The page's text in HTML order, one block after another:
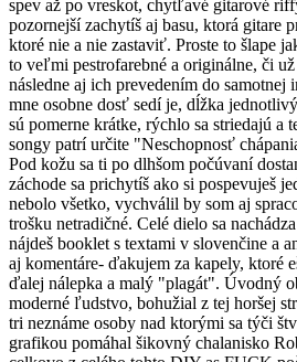
spev až po vreskot, chytľavé gitarové
pozornejší zachytíš aj basu, ktorá gitare
ktoré nie a nie zastaviť. Proste to šlape
to veľmi pestrofarebné a originálne, či
následne aj ich prevedením do samotnej
mne osobne dosť sedí je, dĺžka
sú pomerne krátke, rýchlo sa striedajú a
songy patrí určite "Neschopnosť
Pod kožu sa ti po dlhšom počúvaní
záchode sa prichytíš ako si pospevuješ
nebolo všetko, vychválil by som aj
trošku netradičné. Celé dielo sa
nájdeš booklet s textami v slovenčine a
aj komentáre- ďakujem za kapely, ktoré
ďalej nálepka a malý "plagát". Úvodný
moderné ľudstvo, bohužial z tej horšej
tri neznáme osoby nad ktorými sa týči
grafikou pomáhal šikovný chalanisko